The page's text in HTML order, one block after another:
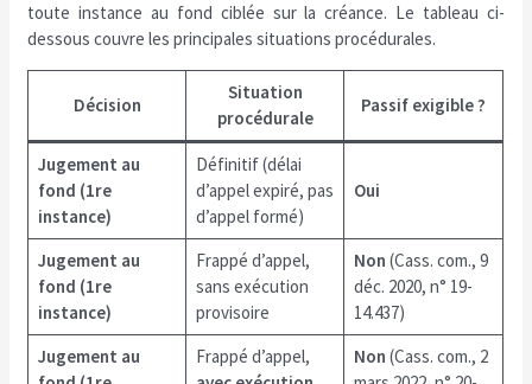
toute instance au fond ciblée sur la créance. Le tableau ci-
dessous couvre les principales situations procédurales.
Décision
Situation
procédurale
Passif exigible ?
Jugement au
fond (1re
instance)
Définitif (délai
d’appel expiré, pas
d’appel formé)
Oui
Jugement au
fond (1re
instance)
Frappé d’appel,
sans exécution
provisoire
Non (Cass. com., 9
déc. 2020, n° 19-
14.437)
Jugement au
Frappé d’appel,
Non (Cass. com., 2